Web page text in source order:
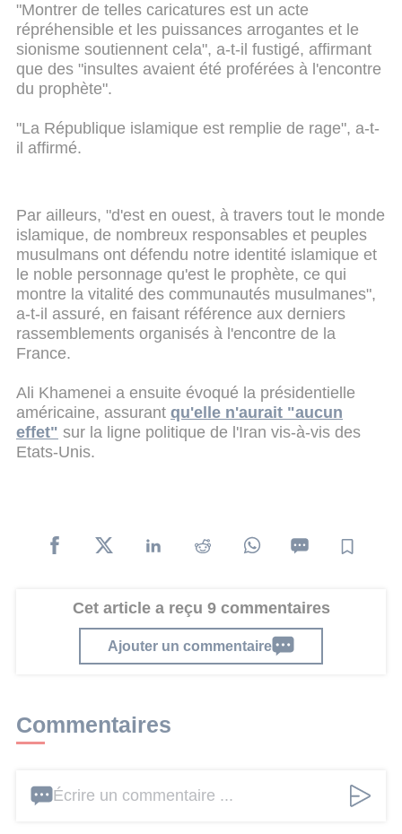
"Montrer de telles caricatures est un acte
répréhensible et les puissances arrogantes et le
sionisme soutiennent cela", a-t-il fustigé, affirmant
que des "insultes avaient été proférées à l'encontre
du prophète".
"La République islamique est remplie de rage", a-t-
il affirmé.
Par ailleurs, "d'est en ouest, à travers tout le monde
islamique, de nombreux responsables et peuples
musulmans ont défendu notre identité islamique et
le noble personnage qu'est le prophète, ce qui
montre la vitalité des communautés musulmanes",
a-t-il assuré, en faisant référence aux derniers
rassemblements organisés à l'encontre de la
France.
Ali Khamenei a ensuite évoqué la présidentielle
américaine, assurant qu'elle n'aurait "aucun
effet" sur la ligne politique de l'Iran vis-à-vis des
Etats-Unis.
Cet article a reçu 9 commentaires
Ajouter un commentaire
Commentaires
Écrire un commentaire ...